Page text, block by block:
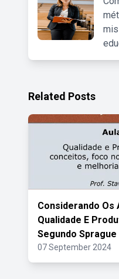
Related Posts
Considerando Os
Qualidade E
Segundo Sprague
07 September 2024